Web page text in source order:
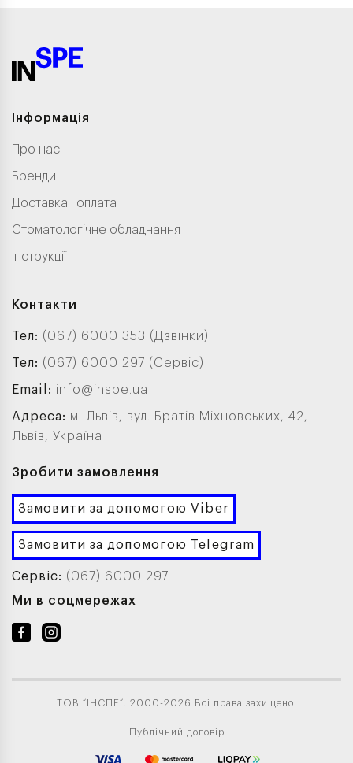
Інформація
Про нас
Бренди
Доставка і оплата
Стоматологічне обладнання
Інструкції
Контакти
Тел: (067) 6000 353 (Дзвінки)
Тел: (067) 6000 297 (Сервіс)
Email: info@inspe.ua
Адреса: м. Львів, вул. Братів Міхновських, 42,
Львів, Україна
Зробити замовлення
Замовити за допомогою Viber
Замовити за допомогою Telegram
Сервіс: (067) 6000 297
Ми в соцмережах
ТОВ “ІНСПЕ”. 2000-2026 Всі права захищено.
Публічний договір